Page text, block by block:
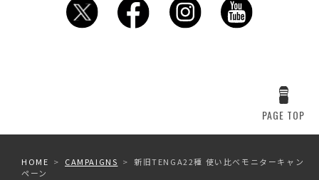
PAGE TOP
HOME CAMPAIGNS
新旧TENGA22種 使い比べモニターキャン
ペーン